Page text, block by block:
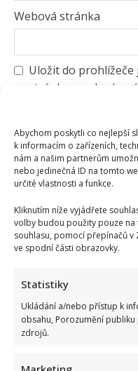
Abychom poskytli co nejlepší
k informacím o zařízeních,
nám a našim partnerům
nebo jedinečná ID na tomto
určité vlastnosti a funkce.
Kliknutím níže vyjádřete
volby budou použity pouze
souhlasu, pomocí přepínačů v
ve spodní části obrazovky.
Statistiky
Ukládání a/nebo přístup k
obsahu, Porozumění
zdrojů.
Marketing
Webová stránka
Uložit do prohlížeče
stránku pro budoucí
SOUVISEJÍCÍ ČLÁNKY